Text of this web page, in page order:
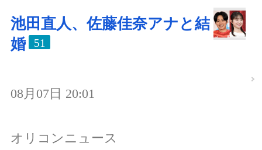
池田直人、佐藤佳奈アナと結
婚
51
08月07日 20:01
オリコンニュース